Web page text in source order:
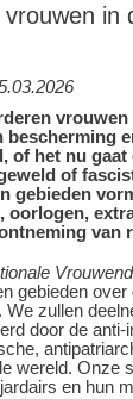
in
of het nu
of
gebieden
oorlogen,
van
gebieden
zullen
door de anti-
wereld. Onze
en hun